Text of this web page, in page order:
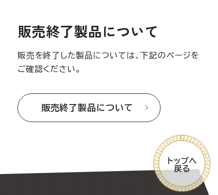
販売終了製品について
販売を終了した製品については、下記のページを
ご確認ください。
販売終了製品について